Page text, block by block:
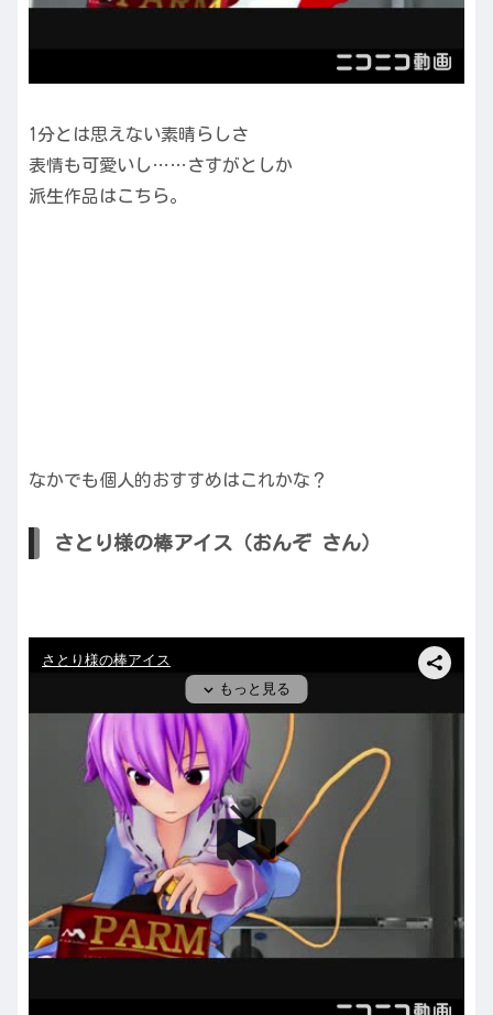
1分とは思えない素晴らしさ
表情も可愛いし……さすがとしか
派生作品はこちら。
なかでも個人的おすすめはこれかな？
さとり様の棒アイス（おんぞ さん）